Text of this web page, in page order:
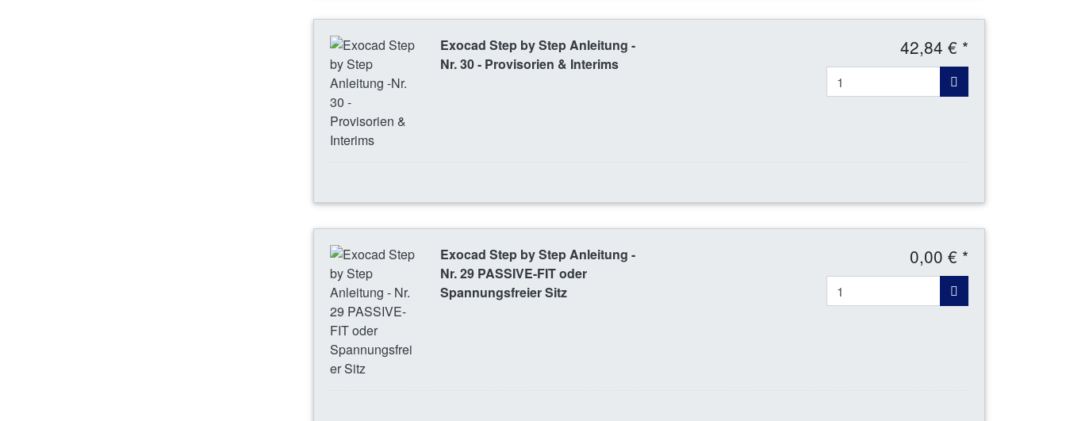
Exocad Step by Step Anleitung -
Nr. 30 - Provisorien & Interims
42,84 € *
Exocad Step by Step Anleitung -
Nr. 29 PASSIVE-FIT oder
Spannungsfreier Sitz
0,00 € *